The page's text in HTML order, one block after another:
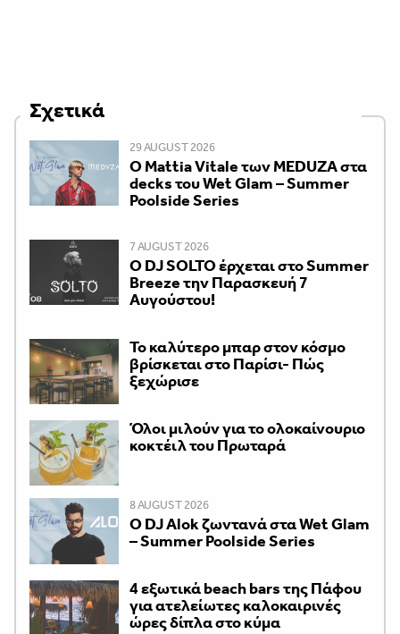
Σχετικά
29 AUGUST 2026
Ο Mattia Vitale των MEDUZA στα
decks του Wet Glam – Summer
Poolside Series
7 AUGUST 2026
Ο DJ SOLTO έρχεται στο Summer
Breeze την Παρασκευή 7
Αυγούστου!
Το καλύτερο μπαρ στον κόσμο
βρίσκεται στο Παρίσι- Πώς
ξεχώρισε
Όλοι μιλούν για το ολοκαίνουριο
κοκτέιλ του Πρωταρά
8 AUGUST 2026
Ο DJ Alok ζωντανά στα Wet Glam
– Summer Poolside Series
4 εξωτικά beach bars της Πάφου
για ατελείωτες καλοκαιρινές
ώρες δίπλα στο κύμα